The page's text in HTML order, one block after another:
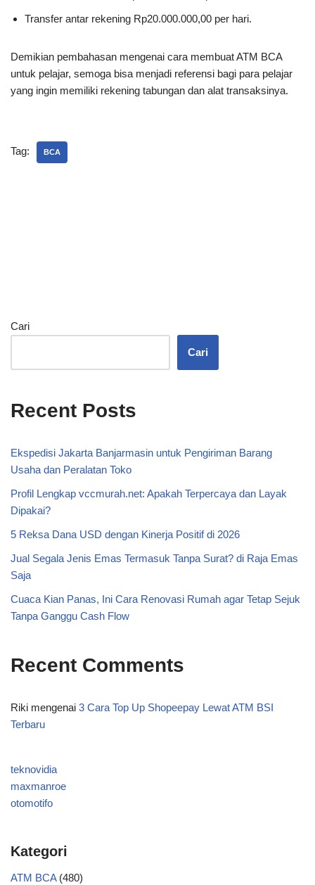
Transfer antar rekening Rp20.000.000,00 per hari.
Demikian pembahasan mengenai cara membuat ATM BCA
untuk pelajar, semoga bisa menjadi referensi bagi para pelajar
yang ingin memiliki rekening tabungan dan alat transaksinya.
Tag: BCA
Cari
Cari
Recent Posts
Ekspedisi Jakarta Banjarmasin untuk Pengiriman Barang
Usaha dan Peralatan Toko
Profil Lengkap vccmurah.net: Apakah Terpercaya dan Layak
Dipakai?
5 Reksa Dana USD dengan Kinerja Positif di 2026
Jual Segala Jenis Emas Termasuk Tanpa Surat? di Raja Emas
Saja
Cuaca Kian Panas, Ini Cara Renovasi Rumah agar Tetap Sejuk
Tanpa Ganggu Cash Flow
Recent Comments
Riki mengenai 3 Cara Top Up Shopeepay Lewat ATM BSI
Terbaru
teknovidia
maxmanroe
otomotifo
Kategori
ATM BCA(480)